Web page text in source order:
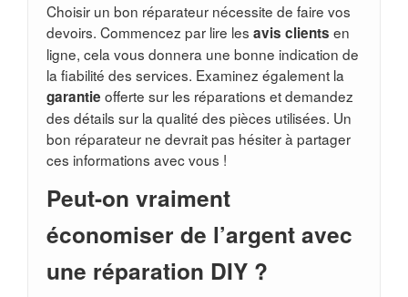
Choisir un bon réparateur nécessite de faire vos
devoirs. Commencez par lire les avis clients en
ligne, cela vous donnera une bonne indication de
la fiabilité des services. Examinez également la
garantie offerte sur les réparations et demandez
des détails sur la qualité des pièces utilisées. Un
bon réparateur ne devrait pas hésiter à partager
ces informations avec vous !
Peut-on vraiment
économiser de l’argent avec
une réparation DIY ?